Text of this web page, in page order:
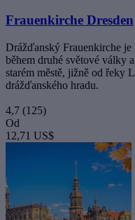
Frauenkirche Dresden
Drážďanský Frauenkirche
během druhé světové války
starém městě, jižně od řeky
drážďanského hradu.
4,7 (125)
Od
12,71 US$